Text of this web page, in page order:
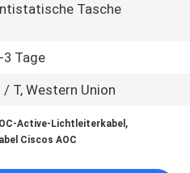
Tasche
3 Tage
/ T, Western Union
Active-Lichtleiterkabel ,
Ciscos AOC